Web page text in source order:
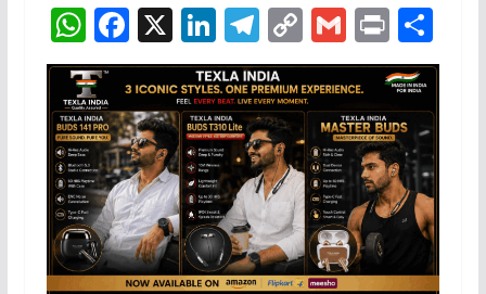
W
h
at
s
A
p
p
F
a
c
e
b
o
o
k
X Li
n
k
e
dI
n
T
el
e
g
ra
m
C
o
p
y
Li
n
k
G
m
ai
l
P
ri
n
t
S
h
e